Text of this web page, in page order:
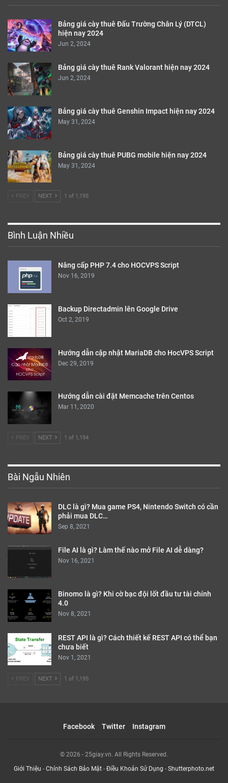
Bảng giá cày thuê Đấu Trường Chân Lý (DTCL)
hiện nay 2024
Jun 2, 2024
Bảng giá cày thuê Rank Valorant hiện nay 2024
Jun 2, 2024
Bảng giá cày thuê Genshin Impact hiện nay 2024
May 31, 2024
Bảng giá cày thuê PUBG mobile hiện nay 2024
May 31, 2024
PREV NEXT 1 of 1,195
Bình Luận Nhiều
Nâng cấp PHP 7.4 cho HOCVPS Script
Nov 16, 2019
Backup Directadmin lên Google Drive
Oct 2, 2019
Hướng dẫn cập nhật MariaDB cho HocVPS Script
Dec 29, 2019
Hướng dẫn cài đặt Memcache trên Centos
Mar 11, 2020
PREV NEXT 1 of 1,194
Bài Ngẫu Nhiên
DLC là gì? Mua game PS4, Nintendo Switch có cần
phải mua DLC…
Sep 8, 2021
File AI là gì? Làm thế nào mở File AI dễ dàng?
Nov 16, 2021
Binomo là gì? Khi cờ bạc đội lốt đầu tư tài chính
4.0
Nov 8, 2021
REST API là gì? Cách thiết kế REST API có thể bạn
chưa biết
Nov 1, 2021
PREV NEXT 1 of 1,195
Facebook Twitter Instagram
© 2026 - 25giay.vn. All Rights Reserved.
Giới Thiệu - Chính Sách Bảo Mật - Điều Khoản Sử Dụng - Shutterphoto.net